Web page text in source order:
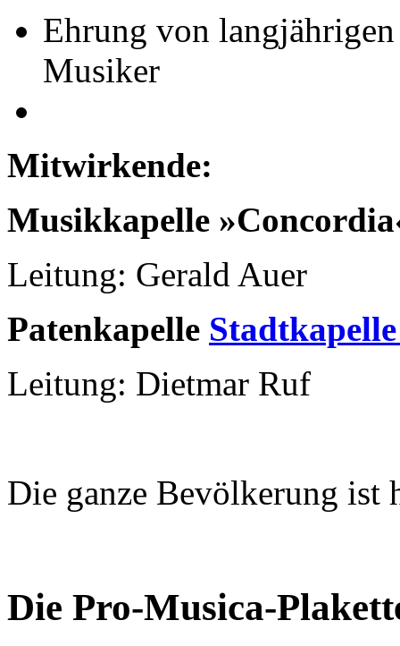
Ehrung von
Musiker
Mitwirkende:
Musikkapelle
Leitung: Gerald Auer
Patenkapelle
Leitung: Dietmar Ruf
Die ganze Bevölkerung ist
Die Pro-Musica-